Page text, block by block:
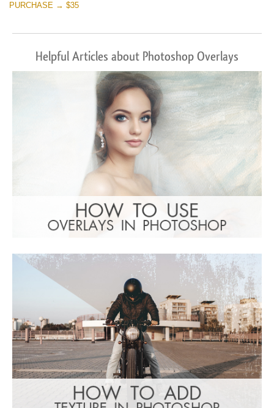
PURCHASE → $35
Helpful Articles about Photoshop Overlays